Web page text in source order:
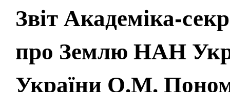
Звіт Академіка-
про Землю НАН
України О.М.